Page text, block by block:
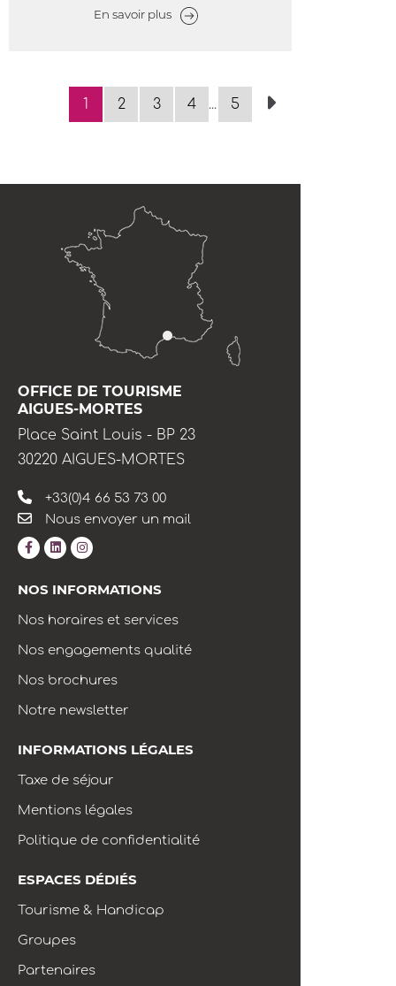
En savoir plus
1 2 3 4 ... 5
OFFICE DE TOURISME
AIGUES-MORTES
Place Saint Louis - BP 23
30220 AIGUES-MORTES
+33(0)4 66 53 73 00
Nous envoyer un mail
NOS INFORMATIONS
Nos horaires et services
Nos engagements qualité
Nos brochures
Notre newsletter
INFORMATIONS LÉGALES
Taxe de séjour
Mentions légales
Politique de confidentialité
ESPACES DÉDIÉS
Tourisme & Handicap
Groupes
Partenaires